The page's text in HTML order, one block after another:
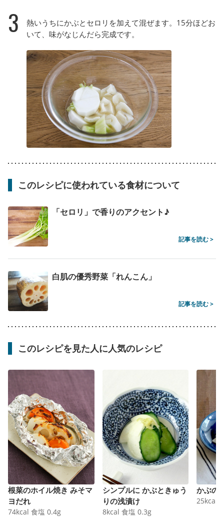
3
熱いうちにかぶとセロリを加えて混ぜます。15分ほどお
いて、味がなじんだら完成です。
このレシピに使われている食材について
「セロリ」で香りのアクセント♪
記事を読む >
白肌の優秀野菜「れんこん」
記事を読む >
このレシピを見た人に人気のレシピ
根菜のホイル焼き みそマ
ヨだれ
74kcal 食塩 0.4g
シンプルに かぶときゅう
りの浅漬け
8kcal 食塩 0.3g
かぶの
25kcal